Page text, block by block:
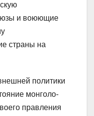
и воюющие
страны на
политики
монголо-
правления